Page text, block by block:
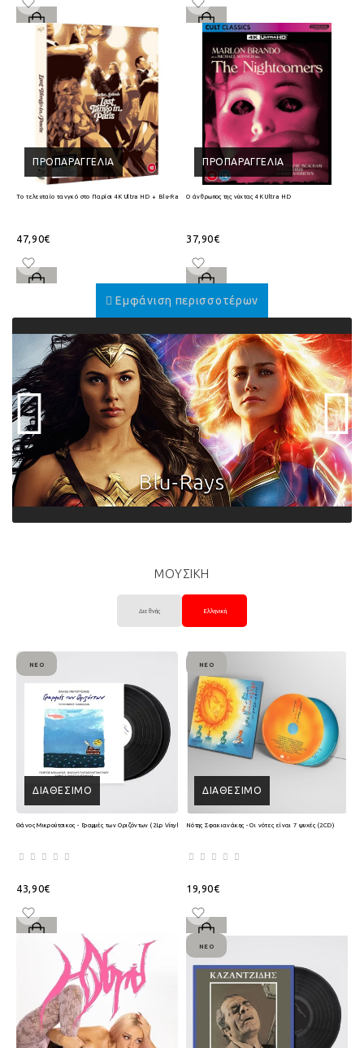
ΠΡΟΠΑΡΑΓΓΕΛΊΑ
Το τελευταίο τανγκό στο Παρίσι 4K Ultra HD + Blu-Ray
47,90€
ΠΡΟΠΑΡΑΓΓΕΛΊΑ
Ο άνθρωπος της νύχτας 4K Ultra HD
37,90€
ΜΟΥΣΙΚΗ
Διεθνής Ελληνική
ΔΙΑΘΈΣΙΜΟ
ΝΈΟ
Θάνος Μικρούτσικος - Γραμμές των Οριζόντων (2Lp Vinyl)
43,90€
ΔΙΑΘΈΣΙΜΟ
ΝΈΟ
Νότης Σφακιανάκης - Οι νότες είναι 7 ψυχές (2CD)
19,90€
ΝΈΟ